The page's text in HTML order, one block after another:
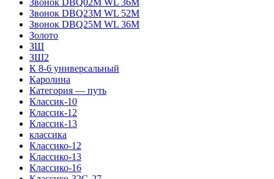
Звонок DBQ02M WL 36M
Звонок DBQ23M WL 52M
Звонок DBQ25M WL 36M
Золото
ЗШ
ЗШ2
К 8-6 универсальный
Каролина
Категория — путь
Классик-10
Классик-12
Классик-13
классика
Классико-12
Классико-13
Классико-16